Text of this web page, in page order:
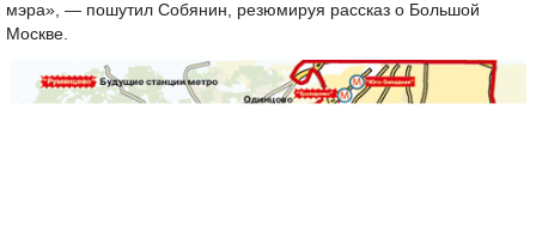
мэра», — пошутил Собянин, резюмируя рассказ о Большой
Москве.